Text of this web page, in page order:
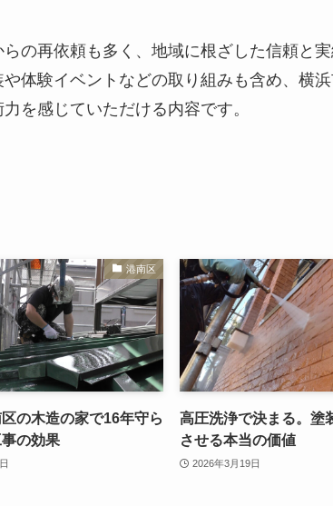
の再依頼も多く、地域に根ざした信頼と
体験イベントなどの取り組みも含め、横
を感じていただける内容です。
港南区
の木造の家で16年守ら
の効果
高圧洗浄で決まる。塗
させる本当の価値
2026年3月19日